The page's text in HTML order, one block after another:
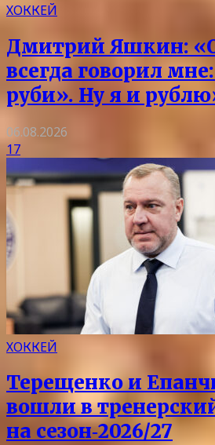
ХОККЕЙ
Дмитрий Яшкин:
всегда говорил
руби». Ну я и
06.08.2026
17
ХОККЕЙ
Терещенко и
вошли в
на сезон‑2026/27